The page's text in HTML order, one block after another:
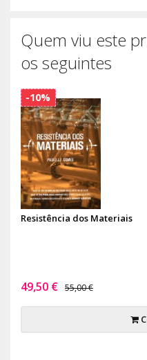
Quem viu este
os seguintes
Resistência dos Materiais
49,50 € 55,00 €
-10%